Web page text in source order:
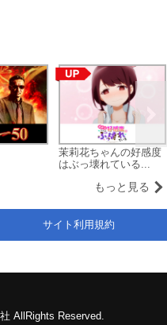
茉莉花ちゃんの好感度
はぶっ壊れている...
もっと見る
AllRights Reserved.
サイト利用規約